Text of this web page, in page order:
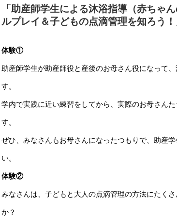
「助産師学生による沐浴指導（赤ちゃ
ルプレイ＆子どもの点滴管理を知ろう！
体験①
助産師学生が助産師役と産後のお母さん役になって
す。
学内で実践に近い練習をしてから、実際のお母さん
す。
ぜひ、みなさんもお母さんになったつもりで、助産
い。
体験②
みなさんは、子どもと大人の点滴管理の方法にたく
か？